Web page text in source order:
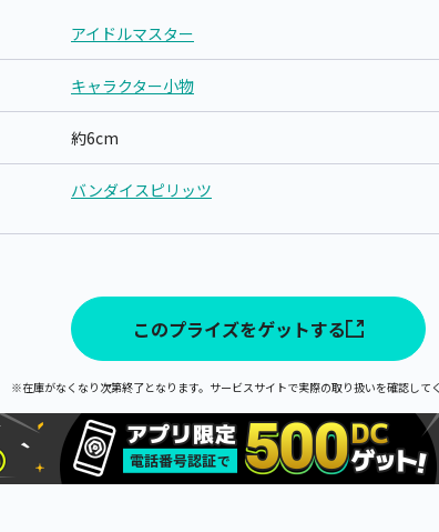
アイドルマスター
キャラクター小物
約6cm
バンダイスピリッツ
このプライズをゲットする
※在庫がなくなり次第終了となります。サービスサイトで実際の取り扱いを確認して